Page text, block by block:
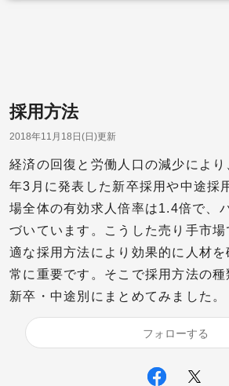
採用方法
2018年11月18日(日)更新
経済の回復と労働人口の減少によ
年3月に発表した新卒採用や中途採
場全体の有効求人倍率は1.4倍で、
づいています。こうした売り手市
適な採用方法により効果的に人材
常に重要です。そこで採用方法の種
新卒・中途別にまとめてみました。
フォローする